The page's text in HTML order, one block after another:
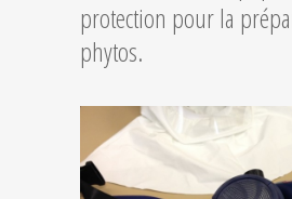
protection pour la
phytos.